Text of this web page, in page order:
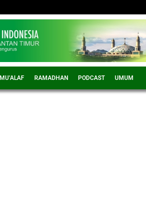
MU’ALAF RAMADHAN PODCAST UMUM